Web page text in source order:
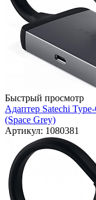
Быстрый просмотр
Адаптер Satechi
(Space Grey)
Артикул: 1080381